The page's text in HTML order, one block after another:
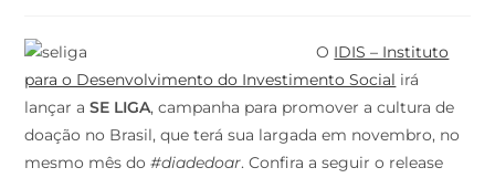
O IDIS – Instituto
para o Desenvolvimento do Investimento Social irá
lançar aSE LIGA, campanha para promover a cultura de
doação no Brasil, que terá sua largada em novembro, no
mesmo mês do#diadedoar. Confira a seguir o release